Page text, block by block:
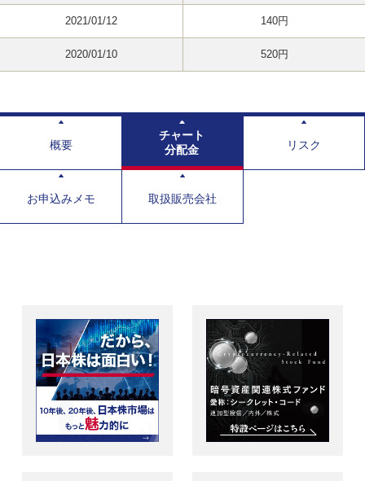
2021/01/12 140円
2020/01/10 520円
概要
チャート
分配金
リスク
お申込みメモ 取扱販売会社